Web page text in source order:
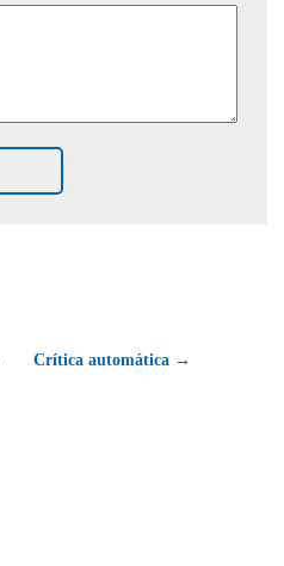
Crítica automática →